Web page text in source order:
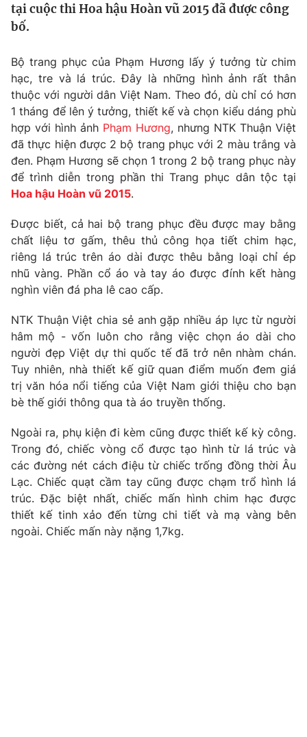
Tin tức
Thế giới đó đây
Câu chuyện quốc tế
Kinh tế
Thị trường
Góc doanh nghiệp
Dữ liệu và đời sống
Truyền hình
Phim VTV
Hậu trường
Nhân vật
Giải sao mai
Giải trí
Điện ảnh
Âm nhạc
Sao
Đời sống
Làm đẹp
Chất lượng cuộc sống
Giáo dục
Tuyển sinh
Học trực tuyến
Công nghệ
Hitech Công nghệ tương lai
Sản phẩm
Thị trường
Tư vấn
Giao lưu trực tuyến
Lịch phát sóng
Chuyên mục khác
Emagazine Podcast
Photo Infographic
Video Shorts video
VTV Money VTV Thể thao
tại cuộc thi Hoa hậu Hoàn vũ 2015 đã được công
bố.
Bộ trang phục của Phạm Hương lấy ý tưởng từ chim
hạc, tre và lá trúc. Đây là những hình ảnh rất thân
thuộc với người dân Việt Nam. Theo đó, dù chỉ có hơn
1 tháng để lên ý tưởng, thiết kế và chọn kiểu dáng phù
hợp với hình ảnh Phạm Hương, nhưng NTK Thuận Việt
đã thực hiện được 2 bộ trang phục với 2 màu trắng và
đen. Phạm Hương sẽ chọn 1 trong 2 bộ trang phục này
để trình diễn trong phần thi Trang phục dân tộc tại
Hoa hậu Hoàn vũ 2015.
Được biết, cả hai bộ trang phục đều được may bằng
chất liệu tơ gấm, thêu thủ công họa tiết chim hạc,
riêng lá trúc trên áo dài được thêu bằng loại chỉ ép
nhũ vàng. Phần cổ áo và tay áo được đính kết hàng
nghìn viên đá pha lê cao cấp.
NTK Thuận Việt chia sẻ anh gặp nhiều áp lực từ người
hâm mộ - vốn luôn cho rằng việc chọn áo dài cho
người đẹp Việt dự thi quốc tế đã trở nên nhàm chán.
Tuy nhiên, nhà thiết kế giữ quan điểm muốn đem giá
trị văn hóa nổi tiếng của Việt Nam giới thiệu cho bạn
bè thế giới thông qua tà áo truyền thống.
Ngoài ra, phụ kiện đi kèm cũng được thiết kế kỳ công.
Trong đó, chiếc vòng cổ được tạo hình từ lá trúc và
các đường nét cách điệu từ chiếc trống đồng thời Âu
Lạc. Chiếc quạt cầm tay cũng được chạm trổ hình lá
trúc. Đặc biệt nhất, chiếc mấn hình chim hạc được
thiết kế tinh xảo đến từng chi tiết và mạ vàng bên
ngoài. Chiếc mấn này nặng 1,7kg.